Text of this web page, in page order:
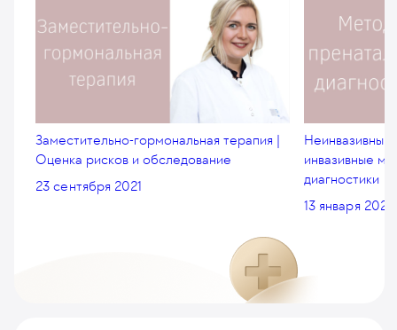
Заместительно-гормональная терапия |
Оценка рисков и обследование
23 сентября 2021
Неинвазивный
инвазивные
диагностики
13 января 2020